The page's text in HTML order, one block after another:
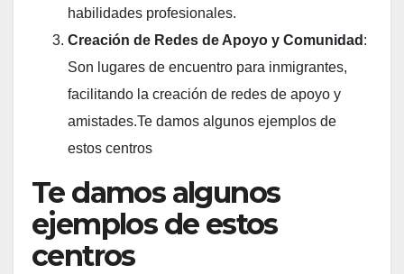
habilidades profesionales.
Creación de Redes de Apoyo y Comunidad :
Son lugares de encuentro para inmigrantes,
facilitando la creación de redes de apoyo y
amistades.Te damos algunos ejemplos de
estos centros
Te damos algunos
ejemplos de estos
centros